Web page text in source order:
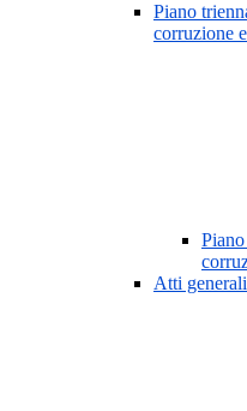
Piano
corruzione
Atti generali